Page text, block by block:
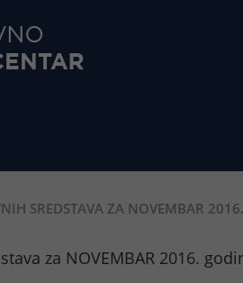
SREDSTAVA ZA NOVEMBAR
za NOVEMBAR 2016.